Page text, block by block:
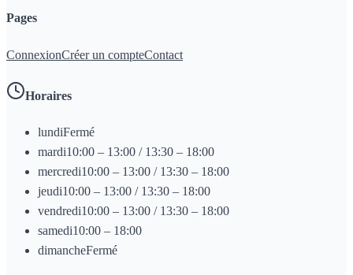
Pages
ConnexionCréer un compteContact
Horaires
lundiFermé
mardi10:00 – 13:00 / 13:30 – 18:00
mercredi10:00 – 13:00 / 13:30 – 18:00
jeudi10:00 – 13:00 / 13:30 – 18:00
vendredi10:00 – 13:00 / 13:30 – 18:00
samedi10:00 – 18:00
dimancheFermé